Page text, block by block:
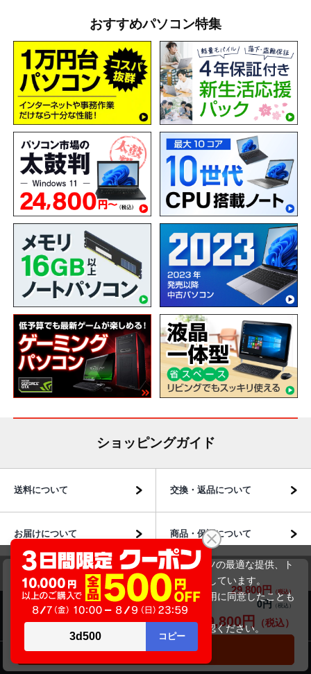
NEC VersaPro VKT16XZG2(第8世代CPU)
商品価格(税込) 29,800円
33,800円
オプション小計価格(税込)
0円
商品合計価格(税込)
29,800円
カートに入れる
おすすめパソコン特集
ショッピングガイド
送料について 交換・返品について
お届けについて 商品・保証について
パソコン市場について
当サイトでは利用体験の向上およびコンテンツの最適な提供、ト
ラフィックの分析を目的としてCookieを使用しています。
サイトの閲覧を継続された場合、Cookieの利用に同意したことも
のといたします。
をご確認ください。
承諾する